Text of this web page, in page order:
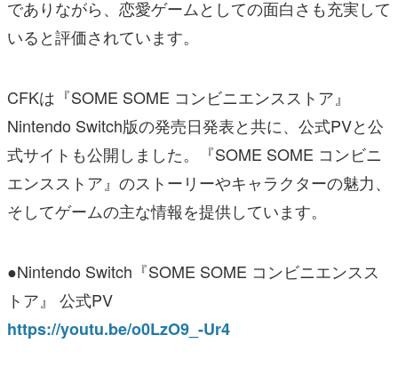
でありながら、恋愛ゲームとしての面白さも充実して
いると評価されています。
CFKは『SOME SOME コンビニエンスストア』
Nintendo Switch版の発売日発表と共に、公式PVと公
式サイトも公開しました。『SOME SOME コンビニ
エンスストア』のストーリーやキャラクターの魅力、
そしてゲームの主な情報を提供しています。
●Nintendo Switch『SOME SOME コンビニエンスス
トア』 公式PV
https://youtu.be/o0LzO9_-Ur4